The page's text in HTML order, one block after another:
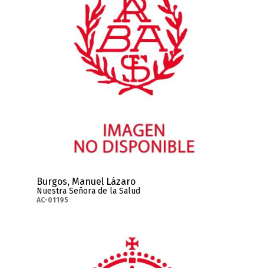
Burgos, Manuel Lázaro
Nuestra Señora de la Salud
AC-01195